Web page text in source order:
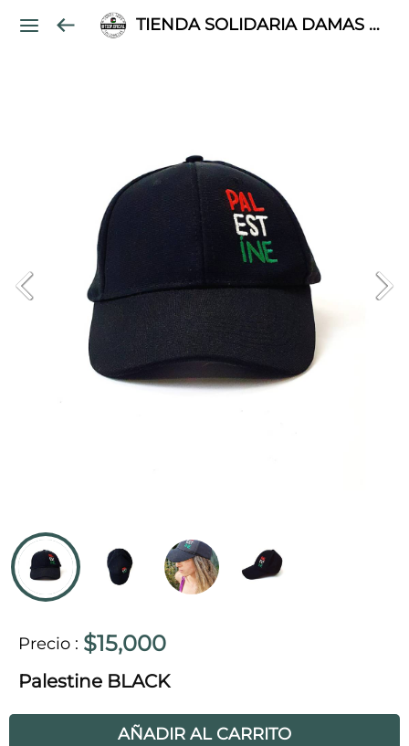
TIENDA SOLIDARIA DAMAS PALESTINAS
Precio : $15,000
Palestine BLACK
AÑADIR AL CARRITO